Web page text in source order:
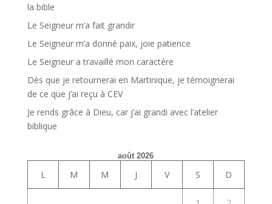
la bible
Le Seigneur m’a fait grandir
Le Seigneur m’a donné paix, joie patience
Le Seigneur a travaillé mon caractère
Dès que je retournerai en Martinique, je témoignerai
de ce que j’ai reçu à CEV
Je rends grâce à Dieu, car j’ai grandi avec l’atelier
biblique
août 2026
L M M J V S D